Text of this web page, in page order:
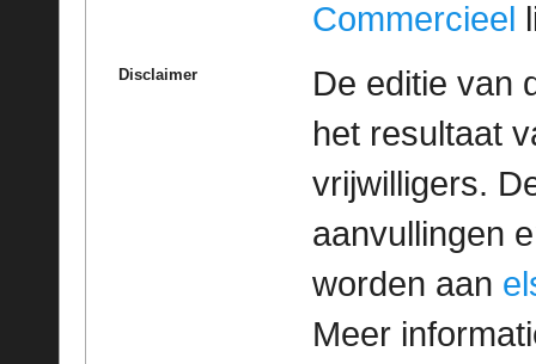
Commercieel
Disclaimer
De editie van
het resultaat
vrijwilligers.
aanvullingen
worden aan
Meer